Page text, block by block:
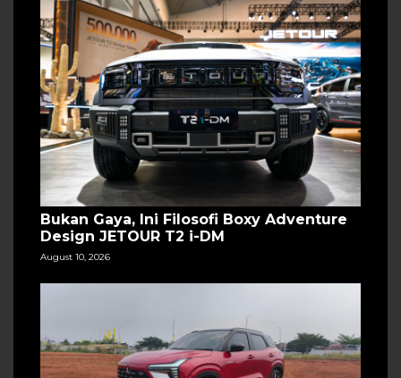
Bukan Gaya, Ini Filosofi Boxy Adventure
Design JETOUR T2 i-DM
August 10, 2026